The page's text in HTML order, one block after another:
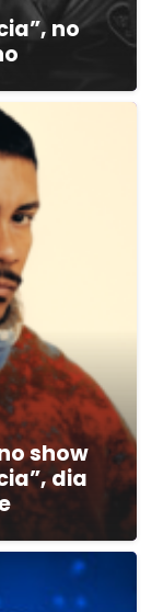
no
show
dia